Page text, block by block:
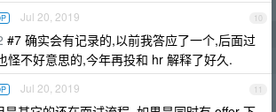
10
Jul 20, 2019
#7 确实会有记录的,以前我答应了一个,后面过
怪不好意思的,今年再投和 hr 解释了好久.
11
Jul 20, 2019